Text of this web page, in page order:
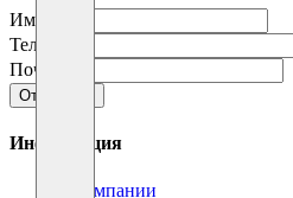
Имя
Телефон
Почта
Отправить
Информация
О компании